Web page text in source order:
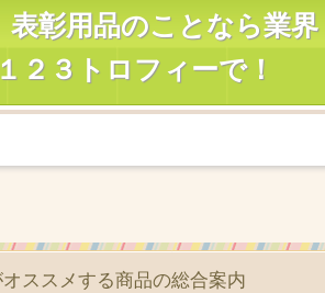
彰用品のことなら業界
２３トロフィーで！
ススメする商品の総合案内